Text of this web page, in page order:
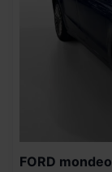
FORD mondeo